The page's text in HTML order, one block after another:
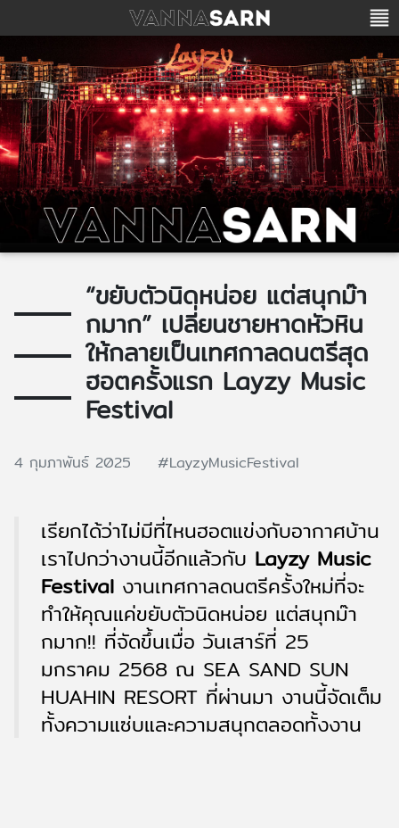
“ขยับตัวนิดหน่อย แต่สนุกม๊า
กมาก” เปลี่ยนชายหาดหัวหิน
ให้กลายเป็นเทศกาลดนตรีสุด
ฮอตครั้งแรก Layzy Music
Festival
4 กุมภาพันธ์ 2025 #LayzyMusicFestival
เรียกได้ว่าไม่มีที่ไหนฮอตแข่งกับอากาศบ้าน
เราไปกว่างานนี้อีกแล้วกับ Layzy Music
Festival งานเทศกาลดนตรีครั้งใหม่ที่จะ
ทำให้คุณแค่ขยับตัวนิดหน่อย แต่สนุกม๊า
กมาก!! ที่จัดขึ้นเมื่อ วันเสาร์ที่ 25
มกราคม 2568 ณ SEA SAND SUN
HUAHIN RESORT ที่ผ่านมา งานนี้จัดเต็ม
ทั้งความแซ่บและความสนุกตลอดทั้งงาน